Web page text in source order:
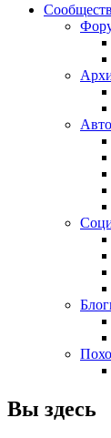
Вы здесь